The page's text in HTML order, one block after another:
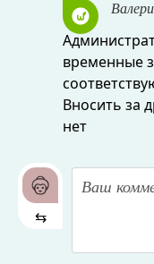
временные
Вносить за
нет
⇆